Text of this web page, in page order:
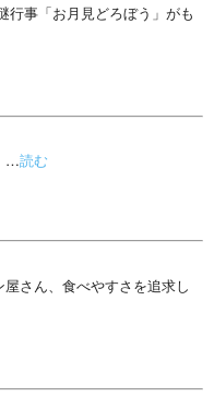
事「お月見どろぼう」がも
…読む
さん、食べやすさを追求し